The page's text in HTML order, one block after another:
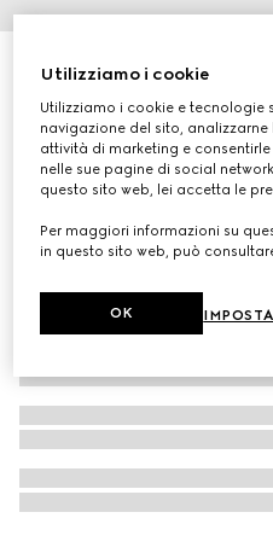
Occhiale rettangolare
€ 390
Utilizziamo i cookie
Utilizziamo i cookie e tecnologie
navigazione del sito,
attività di marketing e
nelle sue pagine di social
questo sito web, lei accetta le
Per maggiori informazioni su
in questo sito web, può
OK